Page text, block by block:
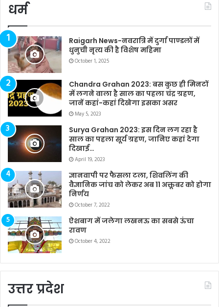
धर्म
Raigarh News-नवरात्रि में दुर्गा पाण्डलों में
धुनुची नृत्य की है विशेष महिमा
October 1, 2025
Chandra Grahan 2023: बस कुछ ही मिनटों
में लगने वाला है साल का पहला चंद्र ग्रहण,
जानें कहां-कहां दिखेगा इसका असर
May 5, 2023
Surya Grahan 2023: इस दिन लग रहा है
साल का पहला सूर्य ग्रहण, जानिए कहां देगा
दिखाई…
April 19, 2023
ज्ञानवापी पर फैसला टला, शिवलिंग की
वैज्ञानिक जांच को लेकर अब 11 अक्तूबर को होगा
निर्णय
October 7, 2022
ऐशबाग में जलेगा लखनऊ का सबसे ऊंचा
रावण
October 4, 2022
उत्तर प्रदेश